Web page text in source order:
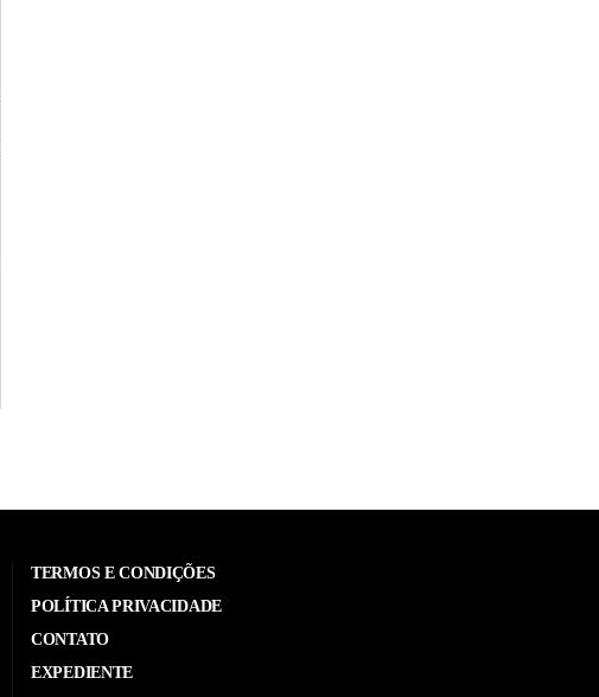
TERMOS E CONDIÇÕES
POLÍTICA PRIVACIDADE
CONTATO
EXPEDIENTE